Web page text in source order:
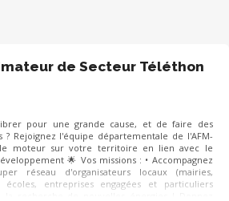
de Secteur Téléthon
pour une grande cause, et de faire des
? Rejoignez l'équipe départementale de l'AFM-
moteur sur votre territoire en lien avec le
🌟 Vos missions : • Accompagnez
réseau d'organisateurs locaux (mairies,
écoles, entreprises engagées et particuliers